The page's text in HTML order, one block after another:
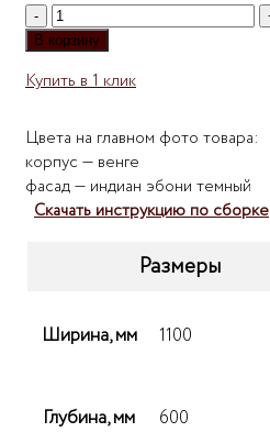
Количество
товара
стол
В корзину
Купить в 1 клик
Цвета на главном фото товара:
корпус — венге
фасад — индиан эбони темный
Скачать инструкцию по сборке
Размеры
Ширина, мм 1100
Глубина, мм 600